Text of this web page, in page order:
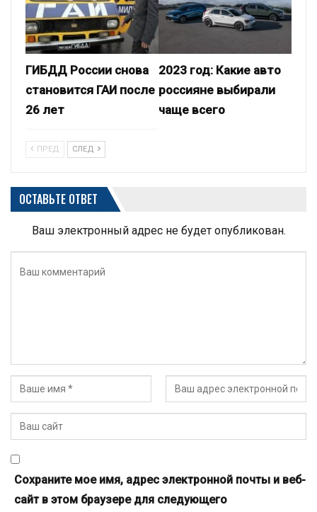
ГИБДД России снова
становится ГАИ после
26 лет
2023 год: Какие авто
россияне выбирали
чаще всего
ПРЕД СЛЕД
ОСТАВЬТЕ ОТВЕТ
Ваш электронный адрес не будет опубликован.
Сохраните мое имя, адрес электронной почты и веб-
сайт в этом браузере для следующего